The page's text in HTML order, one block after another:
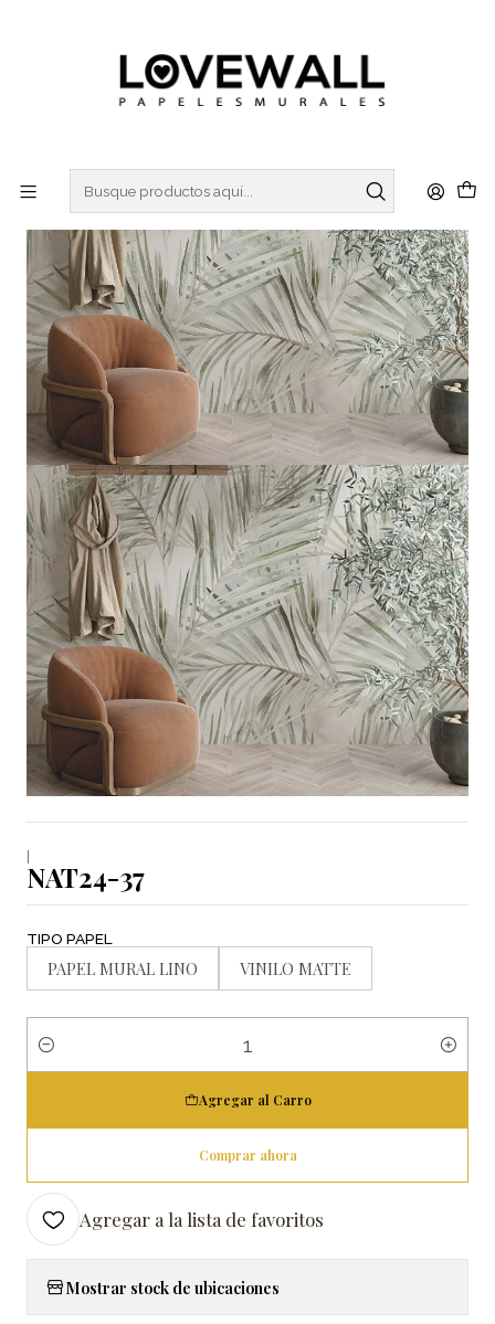
Inicio NATURA NAT24-37
|
NAT24-37
TIPO PAPEL
PAPEL MURAL LINO VINILO MATTE
Cantidad
Agregar al Carro
Comprar ahora
Agregar a la lista de favoritos
Mostrar stock de ubicaciones